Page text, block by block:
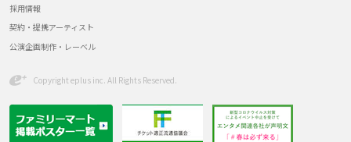
採用情報
契約・提携アーティスト
公演企画制作・レーベル
Copyright eplus inc. All Rights Reserved.